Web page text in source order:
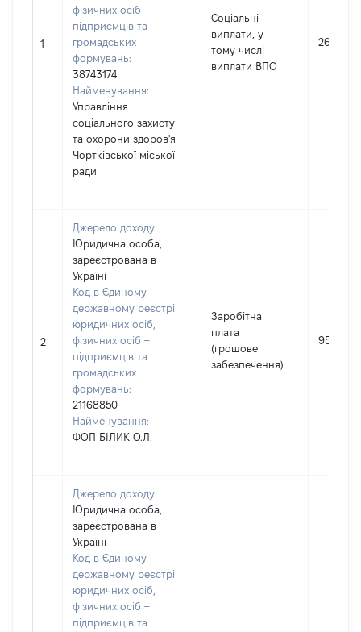
1
фізичних осіб –
підприємців та
громадських
формувань:
38743174
Найменування:
Управління
соціального захисту
та охорони здоров'я
Чортківської міської
ради
Соціальні
виплати, у
тому числі
виплати ВПО
26920
2
Джерело доходу:
Юридична особа,
зареєстрована в
Україні
Код в Єдиному
державному реєстрі
юридичних осіб,
фізичних осіб –
підприємців та
громадських
формувань:
21168850
Найменування:
ФОП БІЛИК О.Л.
Заробітна
плата
(грошове
забезпечення)
95400
Джерело доходу:
Юридична особа,
зареєстрована в
Україні
Код в Єдиному
державному реєстрі
юридичних осіб,
фізичних осіб –
підприємців та